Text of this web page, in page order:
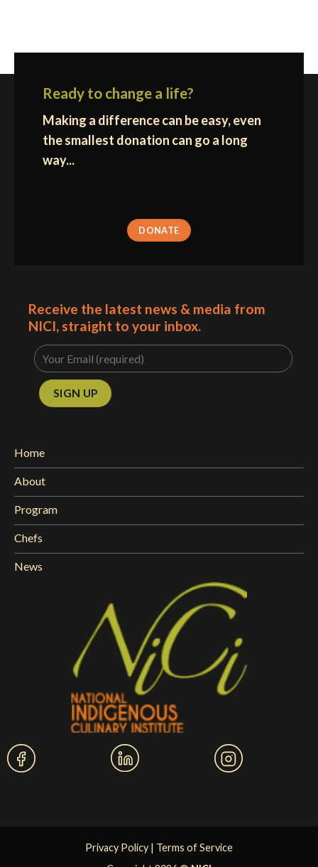
Ready to change a life?
Making a difference can be easy, even
the smallest donation can go a long
way...
DONATE
Receive the latest news & media from
NICI, straight to your inbox.
Home
About
Program
Chefs
News
Privacy Policy | Terms of Service